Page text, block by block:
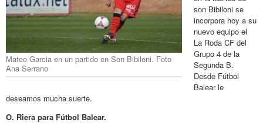
Mateo Garcia en un partido en Son Bibiloni. Foto
Ana Serrano
son Bibiloni se
incorpora hoy a su
nuevo equipo el
La Roda CF del
Grupo 4 de la
Segunda B.
Desde Fútbol
Balear le
deseamos mucha suerte.
O. Riera para Fútbol Balear.